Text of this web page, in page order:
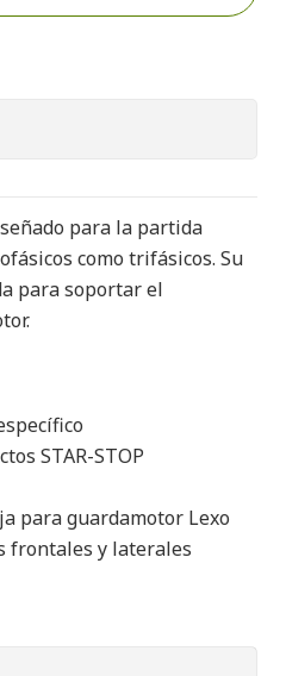
para la partida
como trifásicos. Su
para soportar el
STAR-STOP
para guardamotor Lexo
frontales y laterales